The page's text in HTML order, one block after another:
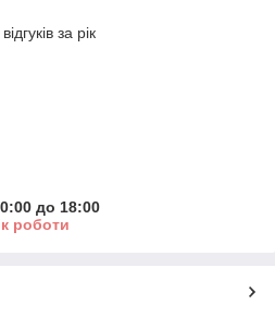
за рік
до 18:00
роботи